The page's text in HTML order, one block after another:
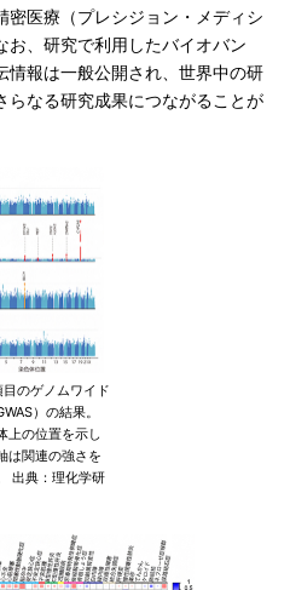
密医療（プレシジョン・メディシ
お、研究で利用したバイオバン
情報は一般公開され、世界中の研
らなる研究成果につながることが
のゲノムワイド
）の結果。
上の位置を示し
は関連の強さを
出典：理化学研